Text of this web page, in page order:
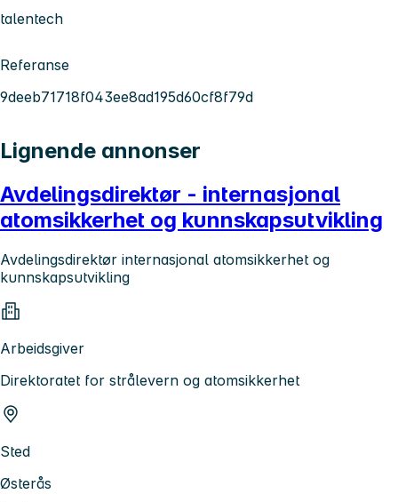
talentech
Referanse
9deeb71718f043ee8ad195d60cf8f79d
Lignende annonser
Avdelingsdirektør - internasjonal
atomsikkerhet og kunnskapsutvikling
Avdelingsdirektør internasjonal atomsikkerhet og
kunnskapsutvikling
Arbeidsgiver
Direktoratet for strålevern og atomsikkerhet
Sted
Østerås